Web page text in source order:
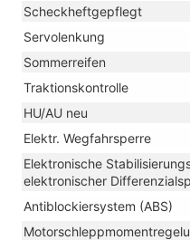
Scheckheftgepflegt
Servolenkung
Sommerreifen
Traktionskontrolle
HU/AU neu
Elektr. Wegfahrsperre
Elektronische
elektronischer
Antiblockiersystem (ABS)